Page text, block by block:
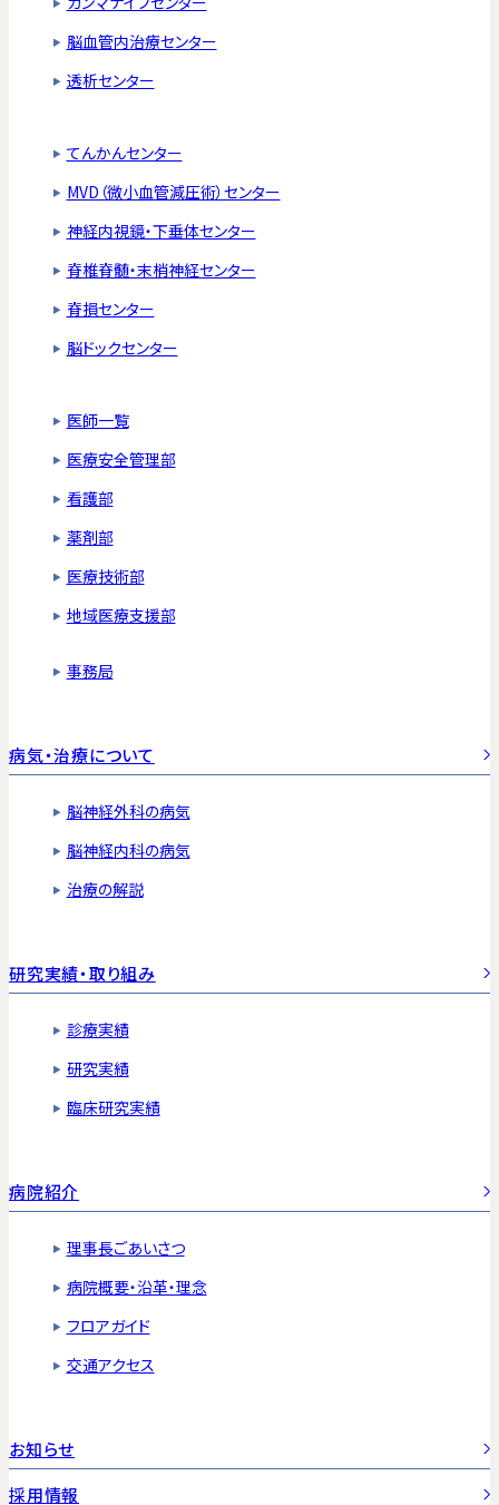
脳血管内治療センター
透析センター
てんかんセンター
MVD（微小血管減圧術）センター
神経内視鏡・下垂体センター
脊椎脊髄・末梢神経センター
脊損センター
脳ドックセンター
医師一覧
医療安全管理部
看護部
薬剤部
医療技術部
地域医療支援部
事務局
病気・治療について
脳神経外科の病気
脳神経内科の病気
治療の解説
研究実績・取り組み
診療実績
研究実績
臨床研究実績
病院紹介
理事長ごあいさつ
病院概要・沿革・理念
フロアガイド
交通アクセス
お知らせ
採用情報